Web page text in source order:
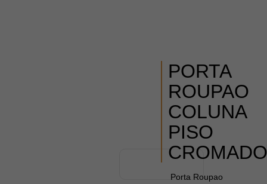
PORTA
ROUPAO
COLUNA
PISO
Porta Roupao